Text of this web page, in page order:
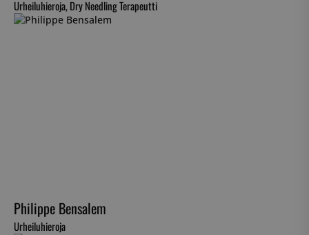
Urheiluhieroja, Dry Needling Terapeutti
Philippe Bensalem
Urheiluhieroja